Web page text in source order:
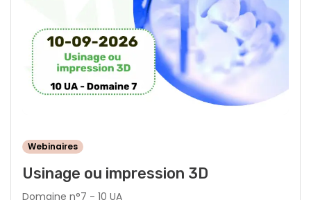
Webinaires
Usinage ou impression 3D
Domaine n°7 - 10 UA